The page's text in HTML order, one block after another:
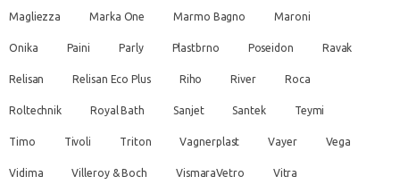
Magliezza Marka One Marmo Bagno Maroni
Onika Paini Parly Plastbrno Poseidon Ravak
Relisan Relisan Eco Plus Riho River Roca
Roltechnik Royal Bath Sanjet Santek Teymi
Timo Tivoli Triton Vagnerplast Vayer Vega
Vidima Villeroy & Boch VismaraVetro Vitra